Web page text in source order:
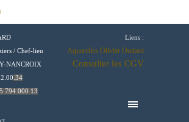
/ Chef-lieu
NANCROIX
.34
794 000 13
Liens :
Aquarelles Olivier Oudard
Consulter les CGV